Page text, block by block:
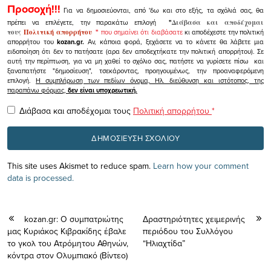
Προσοχή!!! Για να δημοσιεύονται, από 'δω και στο εξής, τα σχόλιά σας, θα
πρέπει να επιλέγετε, την παρακάτω επιλογή
"Διάβασα και αποδέχομαι
τουςΠολιτική απορρήτου" που σημαίνει ότι διαβάσατεκι αποδέχεστε την πολιτική
απορρήτου τουkozan.gr. Αν, κάποια φορά, ξεχάσετε να το κάνετε θα λάβετε μια
ειδοποίηση ότι δεν το πατήσατε (αρα δεν αποδεχτήκατε την πολιτική απορρήτου). Σε
αυτή την περίπτωση, για να μη χαθεί το σχόλιο σας, πατήστε να γυρίσετε πίσω και
ξαναπατήστε "δημοσίευση", τσεκάροντας, προηγουμένως, την προαναφερόμενη
επιλογή.Η συμπλήρωση των πεδίων όνομα, Ηλ. διεύθυνση και ιστότοπος, της
παραπάνω φόρμας, δεν είναι υποχρεωτική.
Διάβασα και αποδέχομαι τους Πολιτική απορρήτου *
This site uses Akismet to reduce spam. Learn how your comment
data is processed.
kozan.gr: Ο συμπατριώτης
μας Κυριάκος Κιβρακίδης έβαλε
το γκολ του Ατρόμητου Αθηνών,
κόντρα στον Ολυμπιακό (Βίντεο)
Δραστηριότητες χειμερινής
περιόδου του Συλλόγου
“Ηλιαχτίδα”